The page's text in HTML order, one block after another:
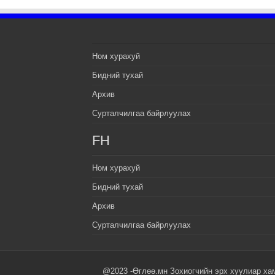
Ном хурахуй
Бидний тухай
Архив
Сурталчилгаа байрлуулах
FH
Ном хурахуй
Бидний тухай
Архив
Сурталчилгаа байрлуулах
@2023 -Өглөө.мн Зохиогчийн эрх хуулиар